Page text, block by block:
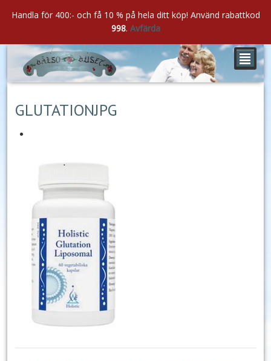
²
GLUTATIONJPG
Handla för 400:- och få 10 % på hela ditt köp! Använd rabattkod
998. Avfärda